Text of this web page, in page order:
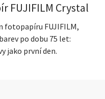
FUJIFILM Crystal
fotopapíru FUJIFILM,
po dobu 75 let:
jako první den.